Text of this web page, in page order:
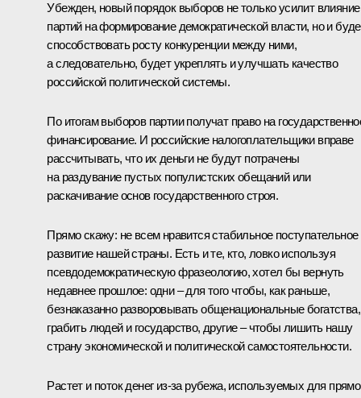
Убежден, новый порядок выборов не только усилит влияние
партий на формирование демократической власти, но и
способствовать росту конкуренции между ними,
а следовательно, будет укреплять и улучшать качество
российской политической системы.
По итогам выборов партии получат право на
финансирование. И российские налогоплательщики вправе
рассчитывать, что их деньги не будут потрачены
на раздувание пустых популистских обещаний или
раскачивание основ государственного строя.
Прямо скажу: не всем нравится стабильное поступательное
развитие нашей страны. Есть и те, кто, ловко используя
псевдодемократическую фразеологию, хотел бы вернуть
недавнее прошлое: одни – для того чтобы, как раньше,
безнаказанно разворовывать общенациональные богатства,
грабить людей и государство, другие – чтобы лишить нашу
страну экономической и политической самостоятельности.
Растет и поток денег из‑за рубежа, используемых для